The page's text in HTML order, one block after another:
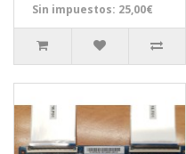
Sin impuestos: 25,00€